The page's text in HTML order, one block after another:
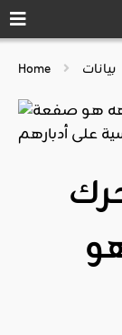
Home بيانات